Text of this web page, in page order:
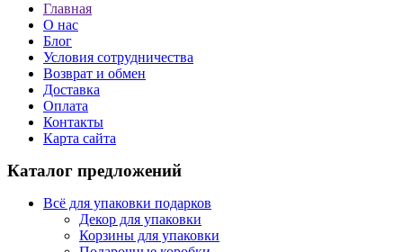
Главная
О нас
Блог
Условия сотрудничества
Возврат и обмен
Доставка
Оплата
Контакты
Карта сайта
Каталог предложений
Всё для упаковки подарков
Декор для упаковки
Корзины для упаковки